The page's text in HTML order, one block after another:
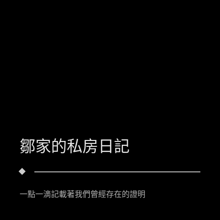
鄒家的私房日記
一點一滴記載著我們曾經存在的證明